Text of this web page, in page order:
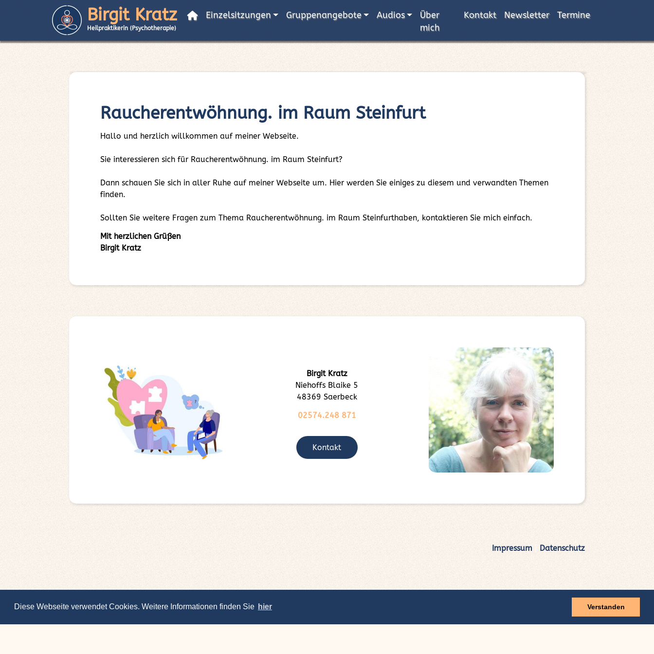
Diese Webseite verwendet Cookies. Weitere Informationen finden Sie hier Verstanden
Birgit Kratz
Heilpraktikerin (Psychotherapie)
Einzelsitzungen Gruppenangebote Audios
Über
mich
Kontakt Newsletter Termine
Raucherentwöhnung. im Raum Steinfurt
Hallo und herzlich willkommen auf meiner Webseite.
Sie interessieren sich für Raucherentwöhnung. im Raum Steinfurt?
Dann schauen Sie sich in aller Ruhe auf meiner Webseite um. Hier werden Sie einiges zu diesem und verwandten Themen
finden.
Sollten Sie weitere Fragen zum Thema Raucherentwöhnung. im Raum Steinfurthaben, kontaktieren Sie mich einfach.
Mit herzlichen Grüßen
Birgit Kratz
Birgit Kratz
Niehoffs Blaike 5
48369 Saerbeck
02574.248 871
Kontakt
Impressum Datenschutz